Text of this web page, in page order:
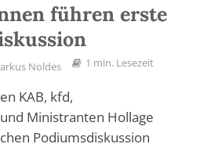
führen erste
Noldes 1 min. Lesezeit
KAB, kfd,
Ministranten Hollage
Podiumsdiskussion